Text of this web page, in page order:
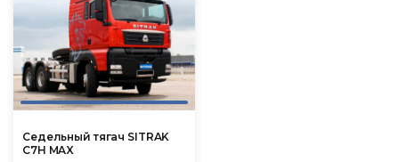
Седельный тягач SITRAK
C7H MAX